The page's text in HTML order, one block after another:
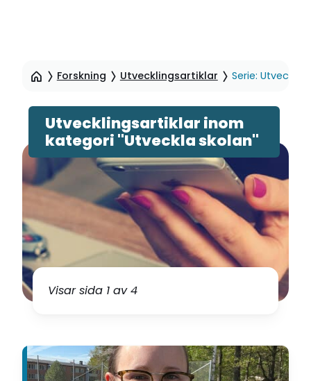
sidinnehåll
Forskning Utvecklingsartiklar Serie: Utveckla
Utvecklingsartiklar inom
kategori "Utveckla skolan"
Visar sida 1 av 4